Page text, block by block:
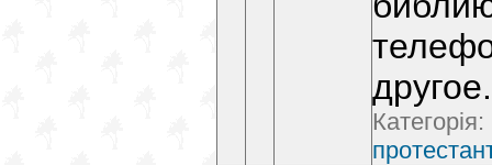
другое.
Категорія: